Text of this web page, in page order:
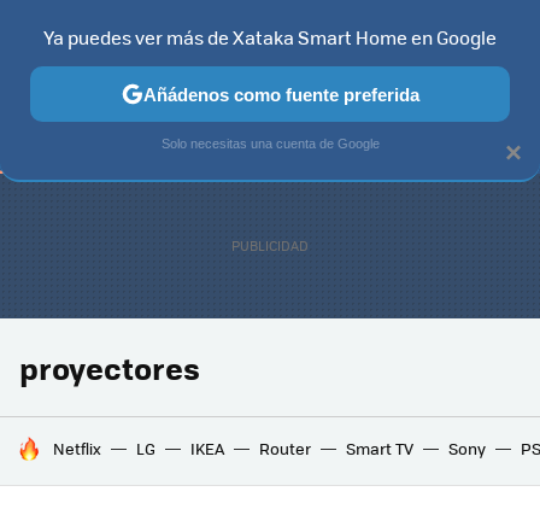
TELEVISORES CONTENIDOS SMART TV SELECCIÓN
proyectores
HOY SE HABLA DE
Netflix LG IKEA Router Smart TV Sony
×
Ya puedes ver más de Xataka Smart Home en Google
Añádenos como fuente preferida
Solo necesitas una cuenta de Google